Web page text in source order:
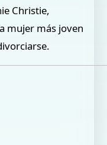
Christie,
mujer más joven